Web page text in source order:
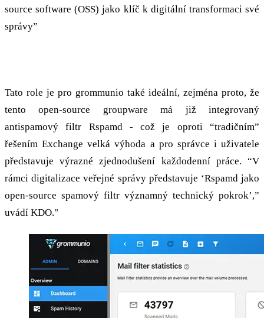
source software (OSS) jako klíč k digitální transformaci své
správy”
Tato role je pro grommunio také ideální, zejména proto, že
tento open-source groupware má již integrovaný
antispamový filtr Rspamd - což je oproti “tradičním”
řešením Exchange velká výhoda a pro správce i uživatele
představuje výrazné zjednodušení každodenní práce. “V
rámci digitalizace veřejné správy představuje ‘Rspamd jako
open-source spamový filtr významný technický pokrok’,”
uvádí KDO."